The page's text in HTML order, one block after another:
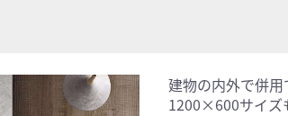
建物の内外で併用
1200×600サイズ